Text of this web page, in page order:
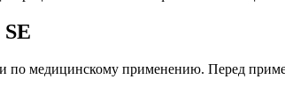
по медицинскому применению. Перед